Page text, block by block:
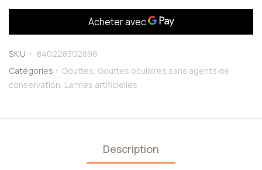
SKU : 840228302896
Catégories : Gouttes, Gouttes oculaires sans agents de
conservation, Larmes artificielles
Description